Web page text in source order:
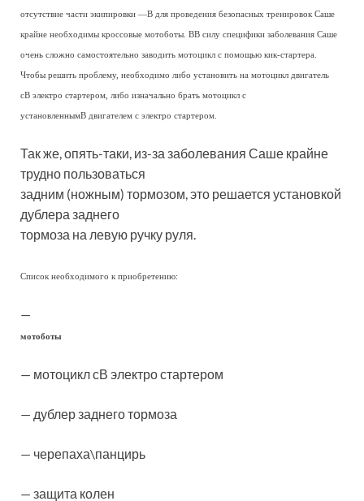
отсутствие части экипировки —В для проведения безопасных тренировок Саше
крайне необходимы кроссовые мотоботы. ВВ силу специфики заболевания Саше
очень сложно самостоятельно заводить мотоцикл с помощью кик-стартера.
Чтобы решить проблему, необходимо либо установить на мотоцикл двигатель
сВ электро стартером, либо изначально брать мотоцикл с
установленнымВ двигателем с электро стартером.
Так же, опять-таки, из-за заболевания Саше крайне
трудно пользоваться
задним (ножным) тормозом, это решается установкой
дублера заднего
тормоза на левую ручку руля.
Список необходимого к приобретению:
—
мотоботы
— мотоцикл сВ электро стартером
— дублер заднего тормоза
— черепаха\панцирь
— защита колен